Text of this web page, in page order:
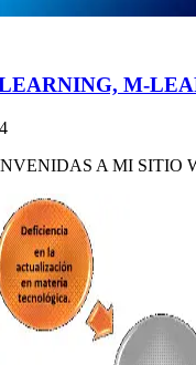
M-
A MI SITIO